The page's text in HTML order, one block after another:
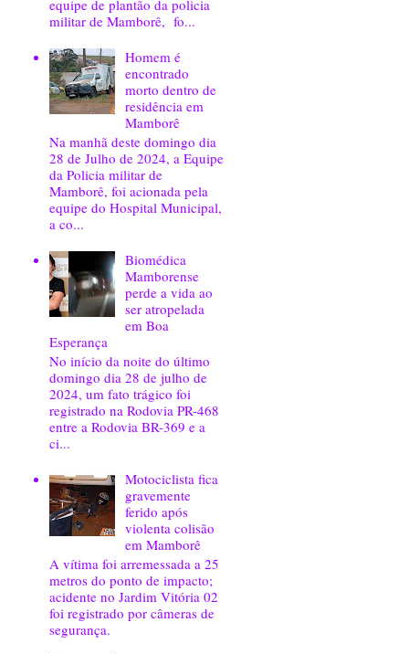
equipe de plantão da policia
militar de Mamborê, fo...
Homem é
encontrado
morto dentro de
residência em
Mamborê
Na manhã deste domingo dia
28 de Julho de 2024, a Equipe
da Policia militar de
Mamborê, foi acionada pela
equipe do Hospital Municipal,
a co...
Biomédica
Mamborense
perde a vida ao
ser atropelada
em Boa
Esperança
No início da noite do último
domingo dia 28 de julho de
2024, um fato trágico foi
registrado na Rodovia PR-468
entre a Rodovia BR-369 e a
ci...
Motociclista fica
gravemente
ferido após
violenta colisão
em Mamborê
A vítima foi arremessada a 25
metros do ponto de impacto;
acidente no Jardim Vitória 02
foi registrado por câmeras de
segurança.